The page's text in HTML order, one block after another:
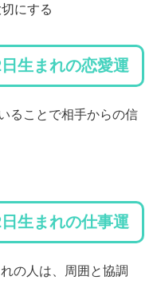
にする
生まれの恋愛運
ることで相手からの信
生まれの仕事運
の人は、周囲と協調